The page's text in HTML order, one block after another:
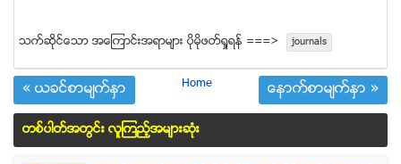
သက္ဆုိင္ေသာ အေၾကာင္းအရာမ်ား ပုိမုိဖတ္ရႈရန္ ===> journals
« ယခင္စာမ်က္ႏွာ Home ေနာက္စာမ်က္ႏွာ »
တစ္ပါတ္အတြင္း လူၾကည့္အမ်ားဆံုး